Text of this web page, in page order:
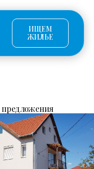
ИЩЕМ
ЖИЛЬЕ